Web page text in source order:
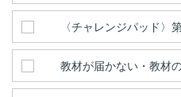
〈チャレンジパッド〉
教材が届かない・教材